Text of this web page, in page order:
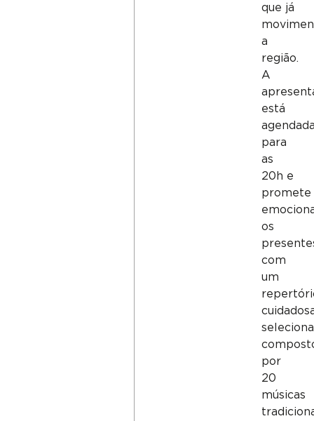
que já
a
região.
A
está
para
as
20h e
promete
os
com
um
por
20
músicas